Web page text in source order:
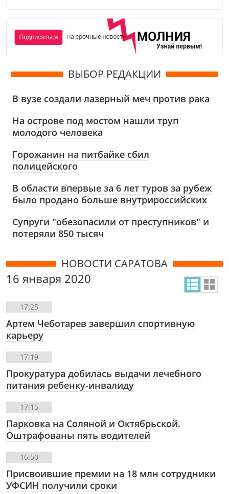
ВЫБОР РЕДАКЦИИ
В вузе создали лазерный меч против рака
На острове под мостом нашли труп
молодого человека
Горожанин на питбайке сбил
полицейского
В области впервые за 6 лет туров за рубеж
было продано больше внутрироссийских
Супруги "обезопасили от преступников" и
потеряли 850 тысяч
НОВОСТИ САРАТОВА
16 января 2020
17:25
Артем Чеботарев завершил спортивную
карьеру
17:19
Прокуратура добилась выдачи лечебного
питания ребенку-инвалиду
17:15
Парковка на Соляной и Октябрьской.
Оштрафованы пять водителей
16:50
Присвоившие премии на 18 млн сотрудники
УФСИН получили сроки